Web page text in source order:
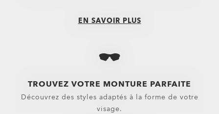
Petits essentiels
Sweats à capuche & Sweats
Polos
EN SAVOIR PLUS
TROUVEZ VOTRE MONTURE PARFAITE
Découvrez des styles adaptés à la forme de votre
visage.